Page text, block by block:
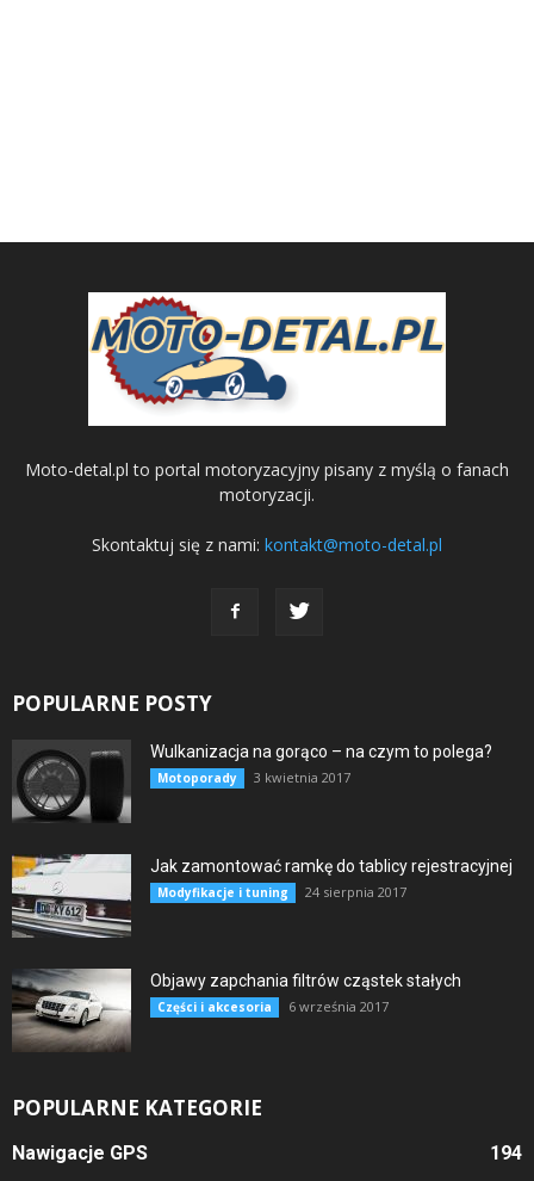
Moto-detal.pl to portal motoryzacyjny pisany z myślą o fanach
motoryzacji.
Skontaktuj się z nami: kontakt@moto-detal.pl
POPULARNE POSTY
Wulkanizacja na gorąco – na czym to polega?
Motoporady 3 kwietnia 2017
Jak zamontować ramkę do tablicy rejestracyjnej
Modyfikacje i tuning 24 sierpnia 2017
Objawy zapchania filtrów cząstek stałych
Części i akcesoria 6 września 2017
POPULARNE KATEGORIE
Nawigacje GPS
194